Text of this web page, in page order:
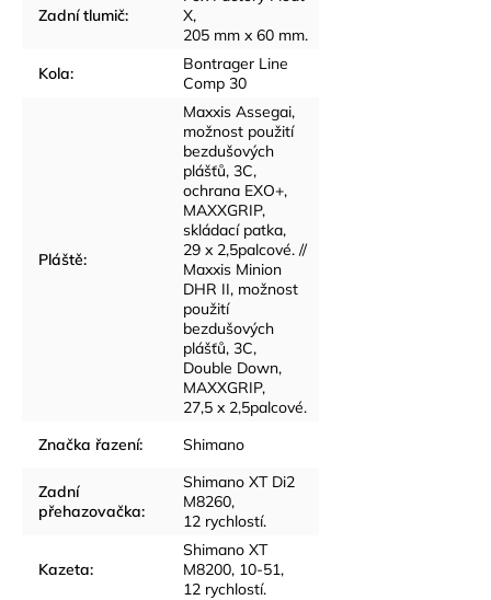
Zadní tlumič:
X,
205 mm x 60 mm.
Kola:
Bontrager Line
Comp 30
Pláště:
Maxxis Assegai,
možnost použití
bezdušových
plášťů, 3C,
ochrana EXO+,
MAXXGRIP,
skládací patka,
29 x 2,5palcové. //
Maxxis Minion
DHR II, možnost
použití
bezdušových
plášťů, 3C,
Double Down,
MAXXGRIP,
27,5 x 2,5palcové.
Značka řazení: Shimano
Zadní
přehazovačka:
Shimano XT Di2
M8260,
12 rychlostí.
Kazeta:
Shimano XT
M8200, 10-51,
12 rychlostí.